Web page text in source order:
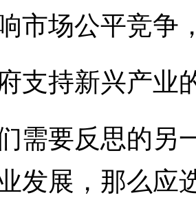
市场公平竞争
支持新兴产业
要反思的另
发展，那么应